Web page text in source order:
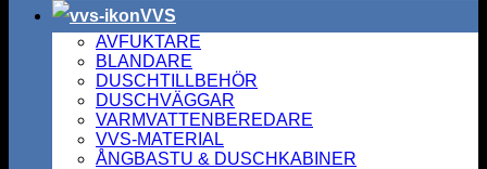
VVS
AVFUKTARE
BLANDARE
DUSCHTILLBEHÖR
DUSCHVÄGGAR
VARMVATTENBEREDARE
VVS-MATERIAL
ÅNGBASTU & DUSCHKABINER